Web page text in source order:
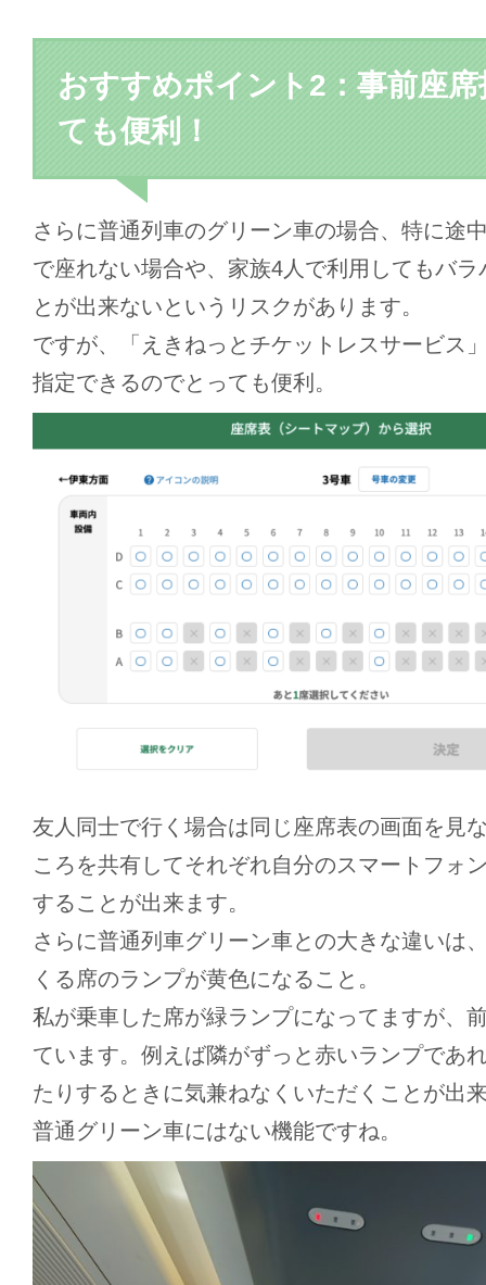
おすすめポイント2：事前座
ても便利！
さらに普通列車のグリーン車の場合、特に途
で座れない場合や、家族4人で利用してもバ
とが出来ないというリスクがあります。
ですが、「えきねっとチケットレスサービス
指定できるのでとっても便利。
友人同士で行く場合は同じ座席表の画面を見
ころを共有してそれぞれ自分のスマートフォ
することが出来ます。
さらに普通列車グリーン車との大きな違いは
くる席のランプが黄色になること。
私が乗車した席が緑ランプになってますが、
ています。例えば隣がずっと赤いランプであ
たりするときに気兼ねなくいただくことが出
普通グリーン車にはない機能ですね。